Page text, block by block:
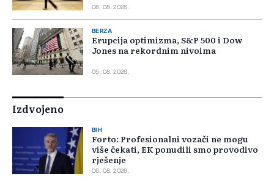
06. 08. 2026.
BERZA
Erupcija optimizma, S&P 500 i Dow
Jones na rekordnim nivoima
05. 08. 2026.
Izdvojeno
BIH
Forto: Profesionalni vozači ne mogu
više čekati, EK ponudili smo provodivo
rješenje
06. 08. 2026.